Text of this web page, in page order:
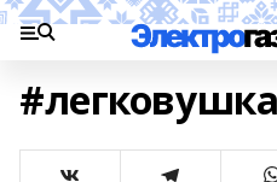
#легковушка